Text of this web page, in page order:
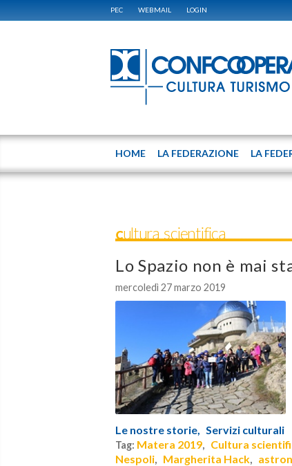
PEC WEBMAIL LOGIN
HOME LA FEDERAZIONE LA
Cultura scientifica
Lo Spazio non è mai
mercoledì 27 marzo 2019
Le nostre storie, Servizi culturali
Tag: Matera 2019, Cultura
Nespoli, Margherita Hack,